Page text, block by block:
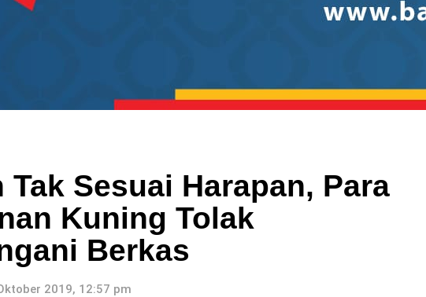
Tak Sesuai Harapan, Para
Kuning Tolak
Berkas
2019, 12:57 pm